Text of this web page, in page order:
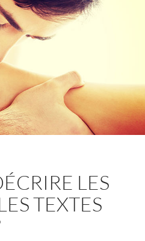
LES
TEXTES